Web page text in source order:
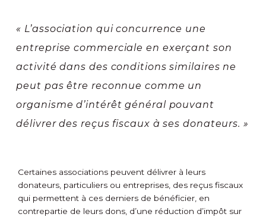
« L’association qui concurrence une
entreprise commerciale en exerçant son
activité dans des conditions similaires ne
peut pas être reconnue comme un
organisme d’intérêt général pouvant
délivrer des reçus fiscaux à ses donateurs. »
Certaines associations peuvent délivrer à leurs
donateurs, particuliers ou entreprises, des reçus fiscaux
qui permettent à ces derniers de bénéficier, en
contrepartie de leurs dons, d’une réduction d’impôt sur